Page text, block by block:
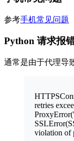
参考手机常见问题
Python 请求报
通常是由于代理导
retries
violation of